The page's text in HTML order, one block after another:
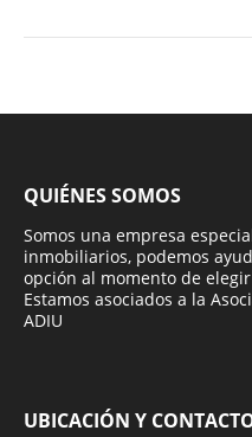
QUIÉNES SOMOS
Somos una empresa
inmobiliarios, podemos
opción al momento de
Estamos asociados a la
ADIU
UBICACIÓN Y